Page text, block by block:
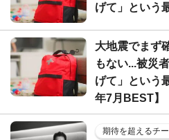
げて」という
大地震でまず
もない...被災
げて」という
年7月BEST】
期待を超えるチ